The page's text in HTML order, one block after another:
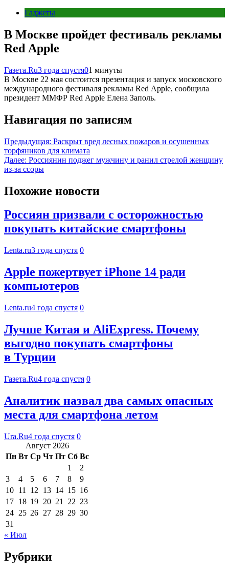
Гаджеты
В Москве пройдет фестиваль рекламы
Red Apple
Газета.Ru3 года спустя01 минуты
В Москве 22 мая состоится презентация и запуск московского
международного фестиваля рекламы Red Apple, сообщила
президент ММФР Red Apple Елена Заполь.
Навигация по записям
Предыдущая: Раскрыт вред лесных пожаров и осушенных
торфяников для климата
Далее: Россиянин поджег мужчину и ранил стрелой женщину
из-за ссоры
Похожие новости
Россиян призвали с осторожностью
покупать китайские смартфоны
Lenta.ru3 года спустя 0
Apple пожертвует iPhone 14 ради
компьютеров
Lenta.ru4 года спустя 0
Лучше Китая и AliExpress. Почему
выгодно покупать смартфоны
в Турции
Газета.Ru4 года спустя 0
Аналитик назвал два самых опасных
места для смартфона летом
Ura.Ru4 года спустя 0
Август 2026
Пн Вт Ср Чт Пт Сб Вс
1
2
3
4 5 6 7 8
9
10 11 12 13 14 15 16
17 18 19 20 21 22 23
24 25 26 27 28 29 30
31
« Июл
Рубрики